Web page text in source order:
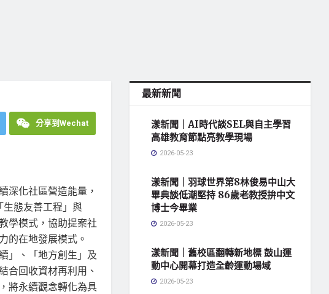
分享到Wechat
深化社區營造能量，
生態友善工程」與
學模式，協助提案社
的在地發展模式。
」、「地方創生」及
合回收資材再利用、
將永續觀念轉化為具
最新新聞
漾新聞｜AI時代談SEL與自主學習
高雄教育節點亮教學現場
2026-05-23
漾新聞｜羽球世界第8林俊易中山大
畢典談低潮堅持 86歲老教授拚中文
博士今畢業
2026-05-23
漾新聞｜舊校區翻轉新地標 鼓山運
動中心開幕打造全齡運動場域
2026-05-23